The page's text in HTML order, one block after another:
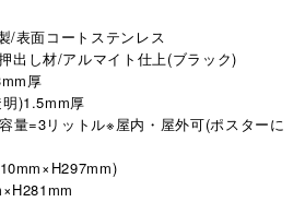
/表面コートステンレス
出し材/アルマイト仕上(ブラック)
厚
)1.5mm厚
量=3リットル※屋内・屋外可(ポスターに